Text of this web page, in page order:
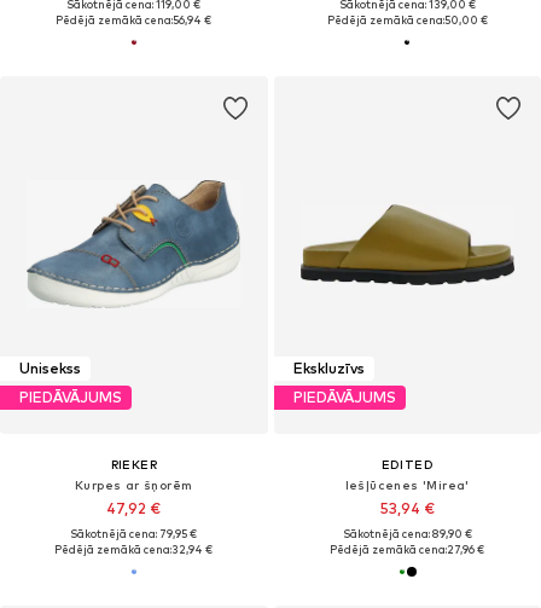
Sākotnējā cena: 119,00 €
Pēdējā zemākā cena:56,94 €
Sākotnējā cena: 139,00 €
Pēdējā zemākā cena:50,00 €
Unisekss
PIEDĀVĀJUMS
RIEKER
Kurpes ar šņorēm
47,92 €
Sākotnējā cena: 79,95 €
Pēdējā zemākā cena:32,94 €
Ekskluzīvs
PIEDĀVĀJUMS
EDITED
Iešļūcenes 'Mirea'
53,94 €
Sākotnējā cena: 89,90 €
Pēdējā zemākā cena:27,96 €